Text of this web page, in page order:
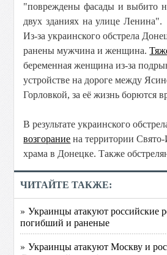
"повреждены фасады и выбито
двух зданиях на улице Ленина".
Из-за украинского обстрела
ранены мужчина и женщина.
беременная женщина из-за
устройстве на дороге между
Горловкой, за её жизнь борются
В результате украинского
возгорание на территории Свято-
храма в Донецке. Также
ЧИТАЙТЕ ТАКЖЕ:
» Украинцы атакуют российские
погибший и раненые
» Украинцы атакуют Москву и